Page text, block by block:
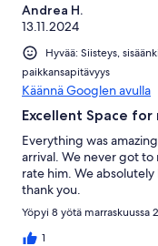
Andrea H.
13.11.2024
Hyvää: Siisteys,
paikkansapitävyys
Käännä Googlen avulla
Excellent Space for
Everything was
arrival. We never got
rate him. We
thank you.
Yöpyi 8 yötä marraskuussa
1